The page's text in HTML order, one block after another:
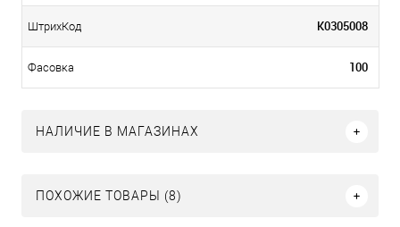
ШтрихКод К0305008
Фасовка 100
НАЛИЧИЕ В МАГАЗИНАХ
ПОХОЖИЕ ТОВАРЫ (8)